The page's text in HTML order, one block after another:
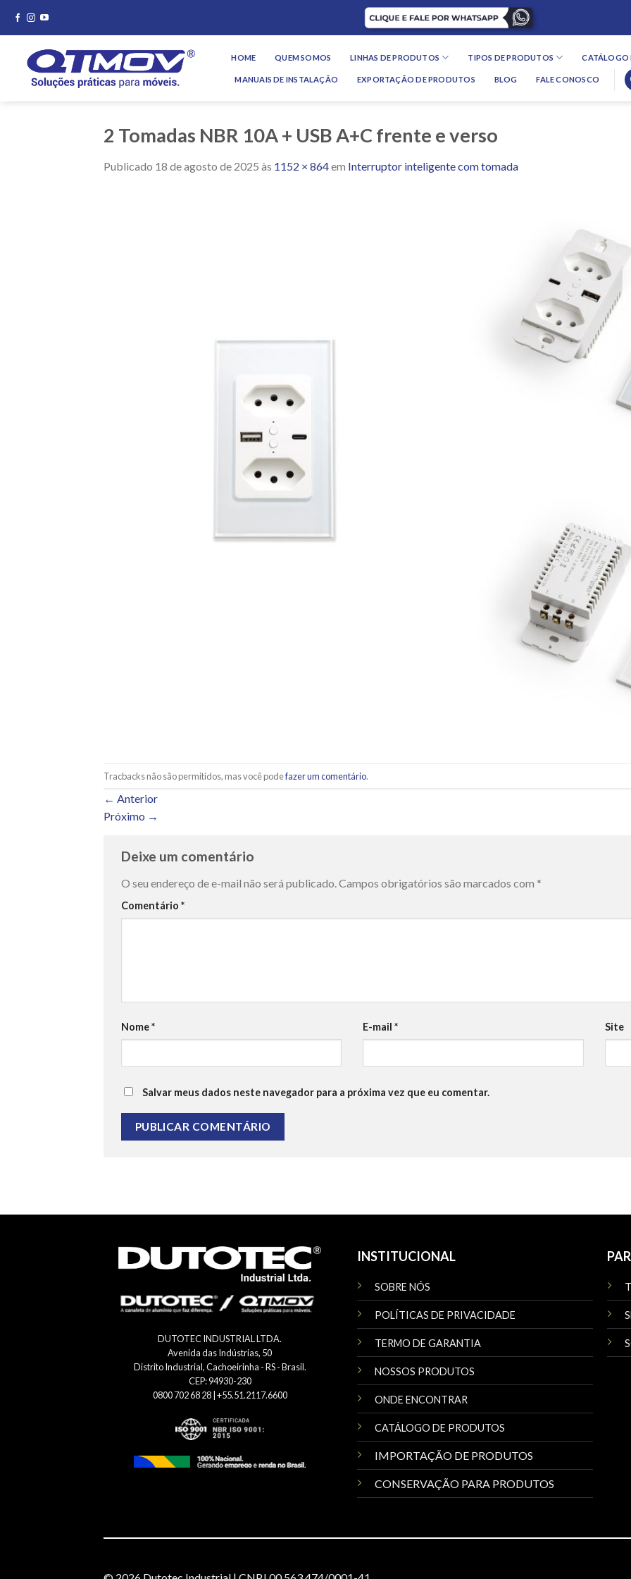
HOME QUEM SOMOS LINHAS DE PRODUTOS TIPOS DE PRODUTOS CATÁLOGO
MANUAIS DE INSTALAÇÃO EXPORTAÇÃO DE PRODUTOS BLOG FALE CONOSCO
2 Tomadas NBR 10A + USB A+C frente e verso
Publicado 18 de agosto de 2025 às 1152 × 864em Interruptor inteligente com tomada
Tracbacks não são permitidos, mas você podefazer um comentário.
← Anterior
Próximo →
Deixe um comentário
O seu endereço de e-mail não será publicado.Campos obrigatórios são marcados com *
Comentário *
Nome* E-mail* Site
Salvar meus dados neste navegador para a próxima vez que eu comentar.
DUTOTEC INDUSTRIAL LTDA.
Avenida das Indústrias, 50
Distrito Industrial, Cachoeirinha - RS - Brasil.
CEP: 94930-230
0800 702 68 28 | +55.51.2117.6600
INSTITUCIONAL
SOBRE NÓS
POLÍTICAS DE PRIVACIDADE
TERMO DE GARANTIA
NOSSOS PRODUTOS
ONDE ENCONTRAR
CATÁLOGO DE PRODUTOS
IMPORTAÇÃO DE PRODUTOS
CONSERVAÇÃO PARA PRODUTOS